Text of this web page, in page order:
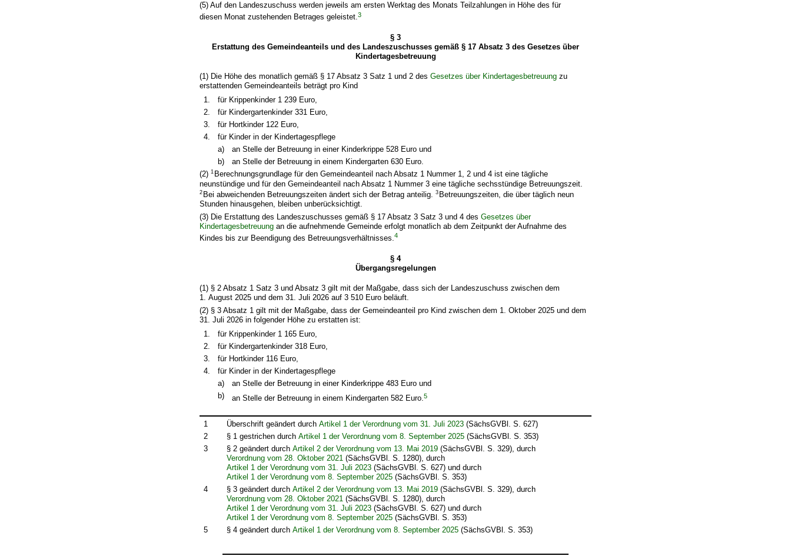
(5) Auf den Landeszuschuss werden jeweils am ersten Werktag des Monats Teilzahlungen in Höhe des für
diesen Monat zustehenden Betrages geleistet.3
§ 3
Erstattung des Gemeindeanteils und des Landeszuschusses gemäß § 17 Absatz 3 des Gesetzes über
Kindertagesbetreuung
(1) Die Höhe des monatlich gemäß § 17 Absatz 3 Satz 1 und 2 desGesetzes über Kindertagesbetreuung zu
erstattenden Gemeindeanteils beträgt pro Kind
1.
für Krippenkinder 1 239 Euro,
2.
für Kindergartenkinder 331 Euro,
3.
für Hortkinder 122 Euro,
4.
für Kinder in der Kindertagespflege
a)
an Stelle der Betreuung in einer Kinderkrippe 528 Euro und
b)
an Stelle der Betreuung in einem Kindergarten 630 Euro.
(2)1 Berechnungsgrundlage für den Gemeindeanteil nach Absatz 1 Nummer 1, 2 und 4 ist eine tägliche
neunstündige und für den Gemeindeanteil nach Absatz 1 Nummer 3 eine tägliche sechsstündige Betreuungszeit.
2 Bei abweichenden Betreuungszeiten ändert sich der Betrag anteilig.3 Betreuungszeiten, die über täglich neun
Stunden hinausgehen, bleiben unberücksichtigt.
(3) Die Erstattung des Landeszuschusses gemäß § 17 Absatz 3 Satz 3 und 4 desGesetzes über
Kindertagesbetreuung an die aufnehmende Gemeinde erfolgt monatlich ab dem Zeitpunkt der Aufnahme des
Kindes bis zur Beendigung des Betreuungsverhältnisses.4
§ 4
Übergangsregelungen
(1) § 2 Absatz 1 Satz 3 und Absatz 3 gilt mit der Maßgabe, dass sich der Landeszuschuss zwischen dem
1. August 2025 und dem 31. Juli 2026 auf 3 510 Euro beläuft.
(2) § 3 Absatz 1 gilt mit der Maßgabe, dass der Gemeindeanteil pro Kind zwischen dem 1. Oktober 2025 und dem
31. Juli 2026 in folgender Höhe zu erstatten ist:
1.
für Krippenkinder 1 165 Euro,
2.
für Kindergartenkinder 318 Euro,
3.
für Hortkinder 116 Euro,
4.
für Kinder in der Kindertagespflege
a)
an Stelle der Betreuung in einer Kinderkrippe 483 Euro und
b)
an Stelle der Betreuung in einem Kindergarten 582 Euro.5
1 Überschrift geändert durchArtikel 1 der Verordnung vom 31. Juli 2023 (SächsGVBl. S. 627)
2
§ 1 gestrichen durchArtikel 1 der Verordnung vom 8. September 2025 (SächsGVBl. S. 353)
3
§ 2 geändert durchArtikel 2 der Verordnung vom 13. Mai 2019 (SächsGVBl. S. 329), durch
Verordnung vom 28. Oktober 2021 (SächsGVBl. S. 1280), durch
Artikel 1 der Verordnung vom 31. Juli 2023 (SächsGVBl. S. 627) und durch
Artikel 1 der Verordnung vom 8. September 2025 (SächsGVBl. S. 353)
4
§ 3 geändert durchArtikel 2 der Verordnung vom 13. Mai 2019 (SächsGVBl. S. 329), durch
Verordnung vom 28. Oktober 2021 (SächsGVBl. S. 1280), durch
Artikel 1 der Verordnung vom 31. Juli 2023 (SächsGVBl. S. 627) und durch
Artikel 1 der Verordnung vom 8. September 2025 (SächsGVBl. S. 353)
5
§ 4 geändert durchArtikel 1 der Verordnung vom 8. September 2025 (SächsGVBl. S. 353)